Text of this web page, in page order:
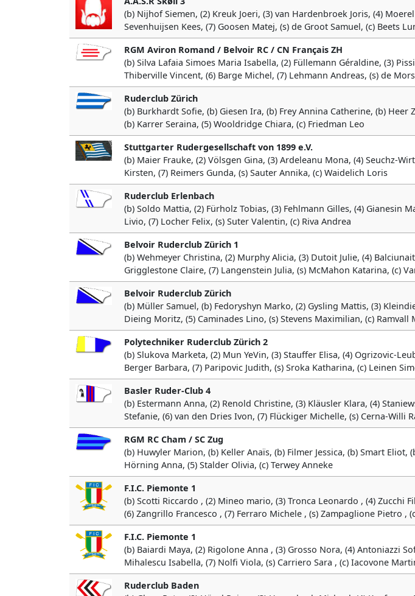
(b) Nijhof Siemen, (2) Kreuk Joeri, (3) van Hardenbroek Joris, (4)
Sevenhuijsen Kees, (7) Goosen Matej, (s) de Groot Samuel, (c) Beets
RGM Aviron Romand / Belvoir RC / CN Français ZH
(b) Silva Lafaia Simoes Maria Isabella, (2) Füllemann Géraldine, (3)
Thiberville Vincent, (6) Barge Michel, (7) Lehmann Andreas, (s) de
Ruderclub Zürich
(b) Burkhardt Sofie, (b) Giesen Ira, (b) Frey Annina Catherine, (b) Heer
(b) Karrer Seraina, (5) Wooldridge Chiara, (c) Friedman Leo
Stuttgarter Rudergesellschaft von 1899 e.V.
(b) Maier Frauke, (2) Völsgen Gina, (3) Ardeleanu Mona, (4) Seuchz-
Kirsten, (7) Reimers Gunda, (s) Sauter Annika, (c) Waidelich Loris
Ruderclub Erlenbach
(b) Soldo Mattia, (2) Fürholz Tobias, (3) Fehlmann Gilles, (4) Gianesin
Livio, (7) Locher Felix, (s) Suter Valentin, (c) Riva Andrea
Belvoir Ruderclub Zürich 1
(b) Wehmeyer Christina, (2) Murphy Alicia, (3) Dutoit Julie, (4)
Grigglestone Claire, (7) Langenstein Julia, (s) McMahon Katarina, (c)
Belvoir Ruderclub Zürich
(b) Müller Samuel, (b) Fedoryshyn Marko, (2) Gysling Mattis, (3)
Dieing Moritz, (5) Caminades Lino, (s) Stevens Maximilian, (c) Ramvall
Polytechniker Ruderclub Zürich 2
(b) Slukova Marketa, (2) Mun YeVin, (3) Stauffer Elisa, (4) Ogrizovic-
Berger Barbara, (7) Paripovic Judith, (s) Sroka Katharina, (c) Leinen
Basler Ruder-Club 4
(b) Estermann Anna, (2) Renold Christine, (3) Kläusler Klara, (4)
Stefanie, (6) van den Dries Ivon, (7) Flückiger Michelle, (s) Cerna-Willi
RGM RC Cham / SC Zug
(b) Huwyler Marion, (b) Keller Anaïs, (b) Filmer Jessica, (b) Smart Eliot,
Hörning Anna, (5) Stalder Olivia, (c) Terwey Anneke
F.I.C. Piemonte 1
(b) Scotti Riccardo , (2) Mineo mario, (3) Tronca Leonardo , (4) Zucchi
(6) Zangrillo Francesco , (7) Ferraro Michele , (s) Zampaglione Pietro ,
F.I.C. Piemonte 1
(b) Baiardi Maya, (2) Rigolone Anna , (3) Grosso Nora, (4) Antoniazzi
Mihalescu Isabella, (7) Nolfi Viola, (s) Carriero Sara , (c) Iacovone
Ruderclub Baden